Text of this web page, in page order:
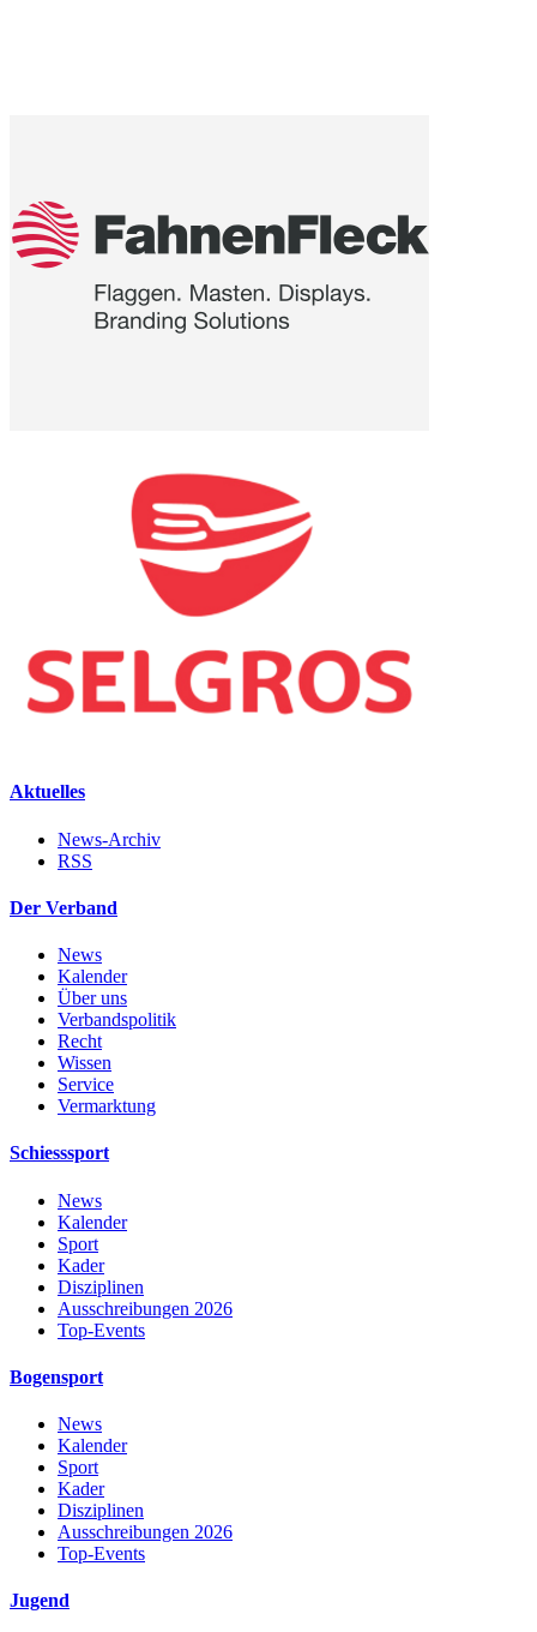
Aktuelles
News-Archiv
RSS
Der Verband
News
Kalender
Über uns
Verbandspolitik
Recht
Wissen
Service
Vermarktung
Schiesssport
News
Kalender
Sport
Kader
Disziplinen
Ausschreibungen 2026
Top-Events
Bogensport
News
Kalender
Sport
Kader
Disziplinen
Ausschreibungen 2026
Top-Events
Jugend